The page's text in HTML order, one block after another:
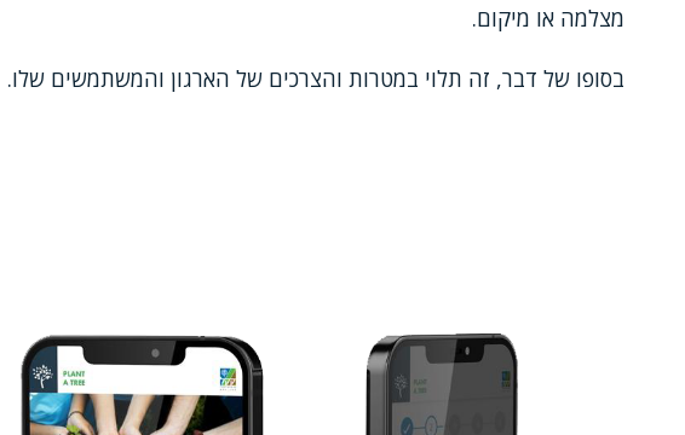
מצלמה או מיקום.
בסופו של דבר, זה תלוי במטרות והצרכים של הארגון והמשתמשים שלו.